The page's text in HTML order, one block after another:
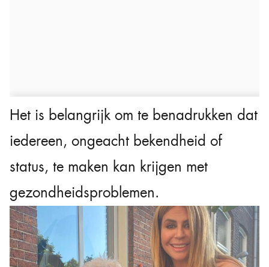
Het is belangrijk om te benadrukken dat
iedereen, ongeacht bekendheid of
status, te maken kan krijgen met
gezondheidsproblemen.